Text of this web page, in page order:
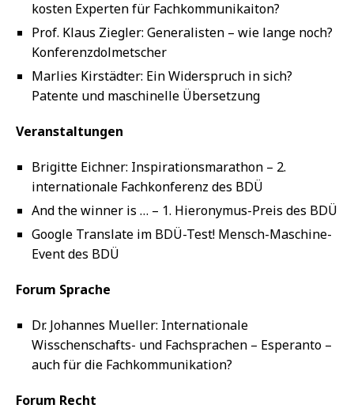
kosten Experten für Fachkommunikaiton?
Prof. Klaus Ziegler: Generalisten – wie lange noch?
Konferenzdolmetscher
Marlies Kirstädter: Ein Widerspruch in sich?
Patente und maschinelle Übersetzung
Veranstaltungen
Brigitte Eichner: Inspirationsmarathon – 2.
internationale Fachkonferenz des BDÜ
And the winner is … – 1. Hieronymus-Preis des BDÜ
Google Translate im BDÜ-Test! Mensch-Maschine-
Event des BDÜ
Forum Sprache
Dr. Johannes Mueller: Internationale
Wisschenschafts- und Fachsprachen – Esperanto –
auch für die Fachkommunikation?
Forum Recht